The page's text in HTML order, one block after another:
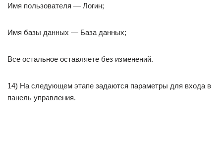
Имя пользователя — Логин;
Имя базы данных — База данных;
Все остальное оставляете без изменений.
14) На следующем этапе задаются параметры для входа в
панель управления.